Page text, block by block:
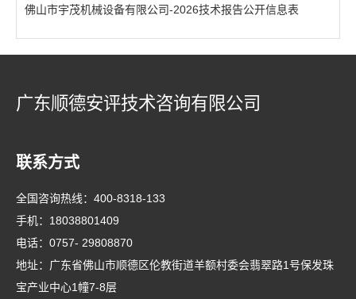
佛山市宇茂机械设备有限公司-2026技术报告公开信息表
广东顺德安评技术咨询有限公司
联系方式
全国咨询热线： 400-8318-133
手机： 18038801409
电话： 0757- 29808870
地址：广东省佛山市顺德区伦教街道羊额村委会翡翠路1号保发珠
宝产业中心1幢7-8层